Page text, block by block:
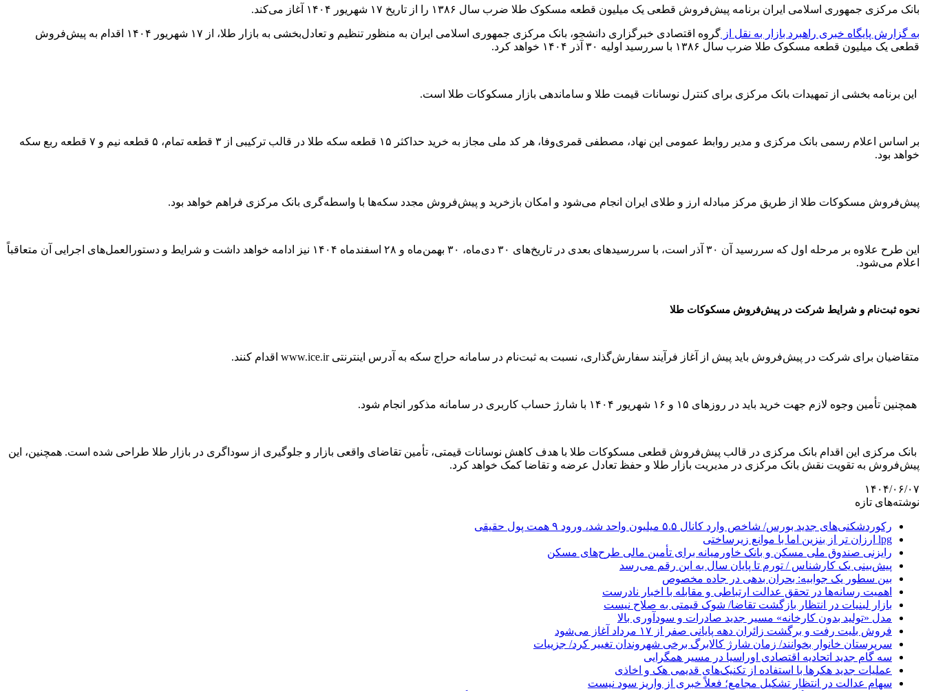
بانک مرکزی جمهوری اسلامی ایران برنامه پیش‌فروش قطعی یک میلیون قطعه مسکوک طلا ضرب سال ۱۳۸۶ را از تاریخ ۱۷ شهریور ۱۴۰۴ آغاز می‌کند.
به گزارش پایگاه خبری راهبرد بازار به نقل از
گروه اقتصادی خبرگزاری دانشجو، بانک مرکزی جمهوری اسلامی ایران به منظور تنظیم و تعادل‌بخشی به بازار طلا، از ۱۷ شهریور ۱۴۰۴ اقدام به پیش‌فروش
قطعی یک میلیون قطعه مسکوک طلا ضرب سال ۱۳۸۶ با سررسید اولیه ۳۰ آذر ۱۴۰۴ خواهد کرد.
این برنامه بخشی از تمهیدات بانک مرکزی برای کنترل نوسانات قیمت طلا و ساماندهی بازار مسکوکات طلا است.
بر اساس اعلام رسمی بانک مرکزی و مدیر روابط عمومی این نهاد، مصطفی قمری‌وفا، هر کد ملی مجاز به خرید حداکثر ۱۵ قطعه سکه طلا در قالب ترکیبی از ۳ قطعه تمام، ۵ قطعه نیم و ۷ قطعه ربع سکه
خواهد بود.
پیش‌فروش مسکوکات طلا از طریق مرکز مبادله ارز و طلای ایران انجام می‌شود و امکان بازخرید و پیش‌فروش مجدد سکه‌ها با واسطه‌گری بانک مرکزی فراهم خواهد بود.
این طرح علاوه بر مرحله اول که سررسید آن ۳۰ آذر است، با سررسید‌های بعدی در تاریخ‌های ۳۰ دی‌ماه، ۳۰ بهمن‌ماه و ۲۸ اسفندماه ۱۴۰۴ نیز ادامه خواهد داشت و شرایط و دستورالعمل‌های اجرایی آن متعاقباً
اعلام می‌شود.
نحوه ثبت‌نام و شرایط شرکت در پیش‌فروش مسکوکات طلا
متقاضیان برای شرکت در پیش‌فروش باید پیش از آغاز فرآیند سفارش‌گذاری، نسبت به ثبت‌نام در سامانه حراج سکه به آدرس اینترنتی www.ice.ir اقدام کنند.
همچنین تأمین وجوه لازم جهت خرید باید در روز‌های ۱۵ و ۱۶ شهریور ۱۴۰۴ با شارژ حساب کاربری در سامانه مذکور انجام شود.
بانک مرکزی این اقدام بانک مرکزی در قالب پیش‌فروش قطعی مسکوکات طلا با هدف کاهش نوسانات قیمتی، تأمین تقاضای واقعی بازار و جلوگیری از سوداگری در بازار طلا طراحی شده است. همچنین، این
پیش‌فروش به تقویت نقش بانک مرکزی در مدیریت بازار طلا و حفظ تعادل عرضه و تقاضا کمک خواهد کرد.
۱۴۰۴/۰۶/۰۷
نوشته‌های تازه
رکوردشکنی‌های جدید بورس/ شاخص وارد کانال ۵.۵ میلیون واحد شد، ورود ۹ همت پول حقیقی
lpg ارزان تر از بنزین اما با موانع زیرساختی
رایزنی صندوق ملی مسکن و بانک خاورمیانه برای تأمین مالی طرح‌های مسکن
پیش‌بینی یک کارشناس / تورم تا پایان سال به این رقم می‌رسد
بین سطور یک جوابیه: بحران بدهی در جاده مخصوص
اهمیت رسانه‌ها در تحقق عدالت ارتباطی و مقابله با اخبار نادرست
بازار لبنیات در انتظار بازگشت تقاضا/ شوک قیمتی به صلاح نیست
مدل «تولید بدون کارخانه» مسیر جدید صادرات و سودآوری بالا
فروش بلیت رفت و برگشت زائران دهه پایانی صفر از ۱۷ مرداد آغاز می‌شود
سرپرستان خانوار بخوانند/ زمان شارژ کالابرگ برخی شهروندان تغییر کرد/ جزییات
سه گام جدید اتحادیه اقتصادی اوراسیا در مسیر همگرایی
عملیات جدید هکرها با استفاده از تکنیک‌های قدیمی هک و اخاذی
سهام عدالت در انتظار تشکیل مجامع؛ فعلاً خبری از واریز سود نیست